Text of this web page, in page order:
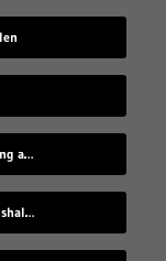
Smartphone-Kurzfilm übers Online-Dating auf Zugreise
Das Schmerzhafteste, das ein Mensch aushalten kann